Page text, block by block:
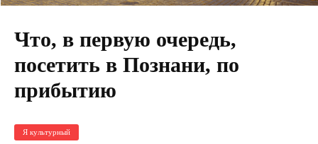
Что, в первую очередь,
посетить в Познани, по
прибытию
Я культурный